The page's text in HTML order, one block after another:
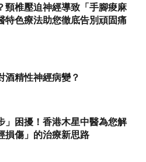
頸椎壓迫神經導致「手腳痠麻
特色療法助您徹底告別頑固痛
酒精性神經病變？
」困擾！香港木星中醫為您解
損傷」的治療新思路